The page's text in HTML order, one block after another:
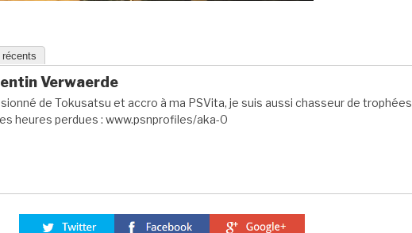
Verwaerde
de Tokusatsu et accro à ma PSVita, je suis aussi chasseur de trophées
heures perdues : www.psnprofiles/aka-0